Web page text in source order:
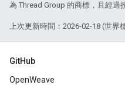
為 Thread Group 的商標，且經過
上次更新時間：2026-02-18 (世界
GitHub
OpenWeave